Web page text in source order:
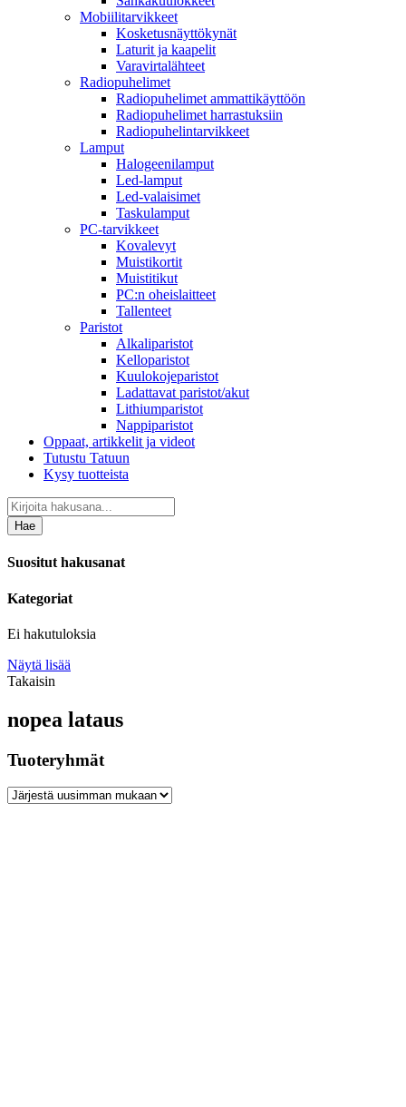
Mobiilitarvikkeet
Kosketusnäyttökynät
Laturit ja kaapelit
Varavirtalähteet
Radiopuhelimet
Radiopuhelimet ammattikäyttöön
Radiopuhelimet harrastuksiin
Radiopuhelintarvikkeet
Lamput
Halogeenilamput
Led-lamput
Led-valaisimet
Taskulamput
PC-tarvikkeet
Kovalevyt
Muistikortit
Muistitikut
PC:n oheislaitteet
Tallenteet
Paristot
Alkaliparistot
Kelloparistot
Kuulokojeparistot
Ladattavat paristot/akut
Lithiumparistot
Nappiparistot
Oppaat, artikkelit ja videot
Tutustu Tatuun
Kysy tuotteista
Hae
Suositut hakusanat
Kategoriat
Ei hakutuloksia
Näytä lisää
Takaisin
nopea lataus
Tuoteryhmät